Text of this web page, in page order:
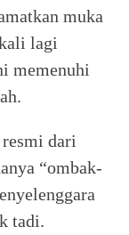
muka
lagi
memenuhi
dari
“ombak-
tadi.